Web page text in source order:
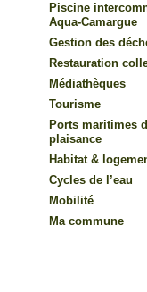
Piscine
Aqua-Camargue
Gestion des
Restauration
Médiathèques
Tourisme
Ports maritimes
plaisance
Habitat &
Cycles de l’eau
Mobilité
Ma commune